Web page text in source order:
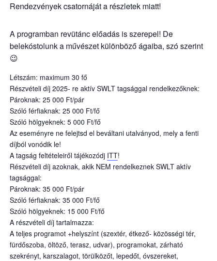
Rendezvények csatornáját a részletek miatt!
A programban revütánc előadás is szerepel! De
belekóstolunk a művészet különböző ágaiba, szó szerint
😉
Létszám: maximum 30 fő
Részvételi díj 2025- re aktív SWLT tagsággal rendelkezőknek:
Pároknak: 25 000 Ft/pár
Szóló férfiaknak: 25 000 Ft/fő
Szóló hölgyeknek: 5 000 Ft/fő
Az eseményre ne felejtsd el beváltani utalványod, mely a fenti
díjból vonódik le!
A tagság feltételeiről tájékozódj ITT!
Részvételi díj azoknak, akik NEM rendelkeznek SWLT aktív
tagsággal:
Pároknak: 35 000 Ft/pár
Szóló férfiaknak: 35 000 Ft/fő
Szóló hölgyeknek: 15 000 Ft/fő
A részvételi díj tartalmazza:
A teljes programot +helyszínt (szextér, étkező- közösségi tér,
fürdőszoba, öltöző, terasz, udvar), programokat, zárható
szekrényt, karszalagot, törülközőt, lepedőt, óvszereket,